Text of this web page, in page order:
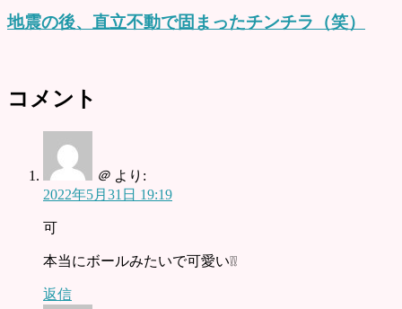
地震の後、直立不動で固まったチンチラ（笑）
コメント
＠ より:
2022年5月31日 19:19
可
本当にボールみたいで可愛い❕❕
返信